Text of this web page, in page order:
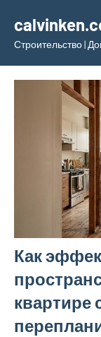
содержимому
Строительство |
Как